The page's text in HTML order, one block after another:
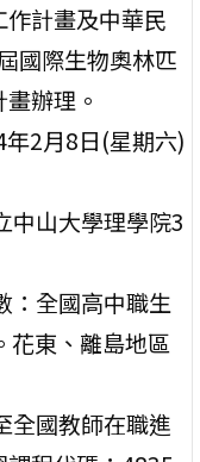
計畫及中華民
國際生物奧林匹
辦理。
2月8日(星期六)
中山大學理學院3
：全國高中職生
花東、離島地區
全國教師在職進